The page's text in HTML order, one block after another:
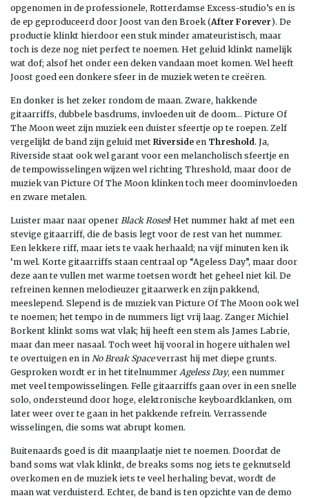
opgenomen in de professionele, Rotterdamse Excess-studio’s en is
de ep geproduceerd door Joost van den Broek (After Forever). De
productie klinkt hierdoor een stuk minder amateuristisch, maar
toch is deze nog niet perfect te noemen. Het geluid klinkt namelijk
wat dof; alsof het onder een deken vandaan moet komen. Wel heeft
Joost goed een donkere sfeer in de muziek weten te creëren.
En donker is het zeker rondom de maan. Zware, hakkende
gitaarriffs, dubbele basdrums, invloeden uit de doom… Picture Of
The Moon weet zijn muziek een duister sfeertje op te roepen. Zelf
vergelijkt de band zijn geluid met Riverside en Threshold . Ja,
Riverside staat ook wel garant voor een melancholisch sfeertje en
de tempowisselingen wijzen wel richting Threshold, maar door de
muziek van Picture Of The Moon klinken toch meer doominvloeden
en zware metalen.
Luister maar naar opener Black Roses! Het nummer hakt af met een
stevige gitaarriff, die de basis legt voor de rest van het nummer.
Een lekkere riff, maar iets te vaak herhaald; na vijf minuten ken ik
‘m wel. Korte gitaarriffs staan centraal op “Ageless Day”, maar door
deze aan te vullen met warme toetsen wordt het geheel niet kil. De
refreinen kennen melodieuzer gitaarwerk en zijn pakkend,
meeslepend. Slepend is de muziek van Picture Of The Moon ook wel
te noemen; het tempo in de nummers ligt vrij laag. Zanger Michiel
Borkent klinkt soms wat vlak; hij heeft een stem als James Labrie,
maar dan meer nasaal. Toch weet hij vooral in hogere uithalen wel
te overtuigen en in No Break Spaceverrast hij met diepe grunts.
Gesproken wordt er in het titelnummer Ageless Day, een nummer
met veel tempowisselingen. Felle gitaarriffs gaan over in een snelle
solo, ondersteund door hoge, elektronische keyboardklanken, om
later weer over te gaan in het pakkende refrein. Verrassende
wisselingen, die soms wat abrupt komen.
Buitenaards goed is dit maanplaatje niet te noemen. Doordat de
band soms wat vlak klinkt, de breaks soms nog iets te geknutseld
overkomen en de muziek iets te veel herhaling bevat, wordt de
maan wat verduisterd. Echter, de band is ten opzichte van de demo